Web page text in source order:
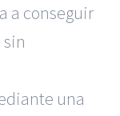
a conseguir
una